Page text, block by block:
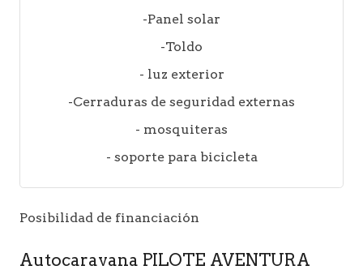
-Panel solar
-Toldo
- luz exterior
-Cerraduras de seguridad externas
- mosquiteras
- soporte para bicicleta
Posibilidad de financiación
Autocaravana PILOTE AVENTURA